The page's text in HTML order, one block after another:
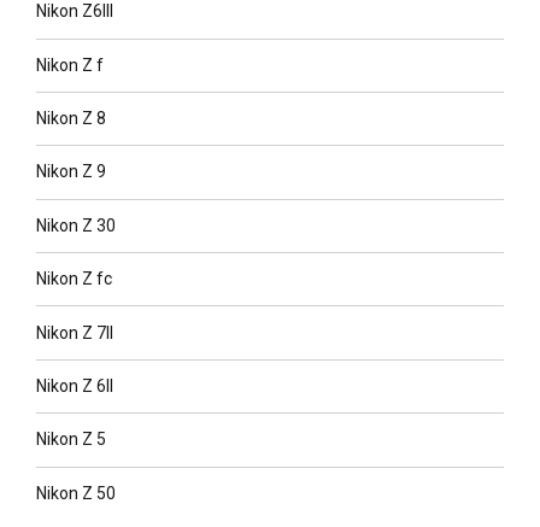
Nikon Z6III
Nikon Z f
Nikon Z 8
Nikon Z 9
Nikon Z 30
Nikon Z fc
Nikon Z 7II
Nikon Z 6II
Nikon Z 5
Nikon Z 50